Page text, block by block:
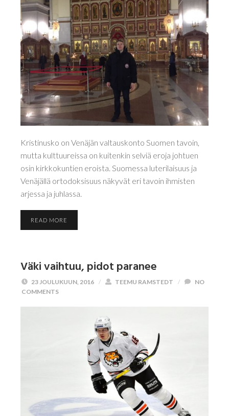
Kristinusko on Venäjän valtauskonto Suomen tavoin,
mutta kulttuureissa on kuitenkin selviä eroja johtuen
osin kirkkokuntien eroista. Suomessa luterilaisuus ja
Venäjällä ortodoksisuus näkyvät eri tavoin ihmisten
arjessa ja juhlassa.
READ MORE
Väki vaihtuu, pidot paranee
23 JOULUKUUN, 2016 / TEEMU RAMSTEDT /
NO
COMMENTS